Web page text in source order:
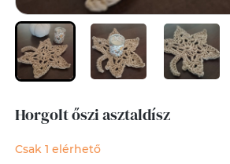
Horgolt őszi asztaldísz
Csak 1 elérhető